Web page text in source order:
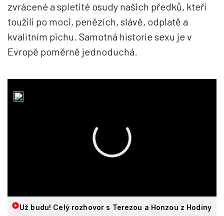
zvrácené a spletité osudy našich předků, kteří
toužili po moci, penězích, slávě, odplatě a
kvalitním pichu. Samotná historie sexu je v
Evropě poměrně jednoduchá.
Už budu! Celý rozhovor s Terezou a Honzou z Hodiny